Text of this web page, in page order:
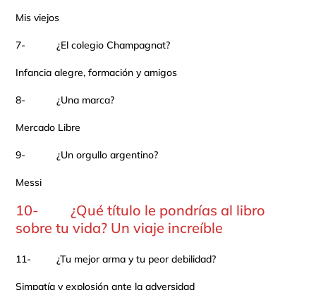
Mis viejos
7- ¿El colegio Champagnat?
Infancia alegre, formación y amigos
8- ¿Una marca?
Mercado Libre
9- ¿Un orgullo argentino?
Messi
10- ¿Qué título le pondrías al libro
sobre tu vida? Un viaje increíble
11- ¿Tu mejor arma y tu peor debilidad?
Simpatía y explosión ante la adversidad